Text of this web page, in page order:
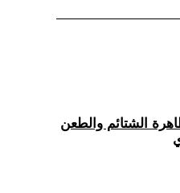
ظاهرة الشتائم والطعن